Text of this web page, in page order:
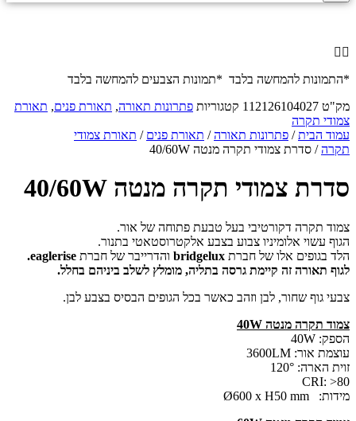
*התמונות להמחשה בלבד *תמונות הצבעים להמחשה בלבד
מק"ט 112126104027 קטגוריות פתרונות תאורה, תאורת פנים, תאורת
צמודי תקרה
עמוד הבית/ פתרונות תאורה/ תאורת פנים / תאורת צמודי
תקרה/ סדרת צמודי תקרה מנטה 40/60W
סדרת צמודי תקרה מנטה 40/60W
צמוד תקרה דקורטיבי בעל טבעת פתוחה של אור.
הגוף עשוי אלומיניו צבוע בצבע אלקטרוסטאטי בתנור.
הלד בגופים אלו של חברת bridgelux והדרייבר של חברת eaglerise.
לגוף תאורה זה קיימת גרסה בתליה, מומלץ לשלב ביניהם בחלל.
צבעי גוף שחור, לבן וזהב כאשר בכל הגופים הבסיס בצבע לבן.
צמוד תקרה מנטה 40W
הספק: 40W
עוצמת אור: 3600LM
זוית הארה: 120°
CRI: >80
מידות: Ø600 x H50 mm